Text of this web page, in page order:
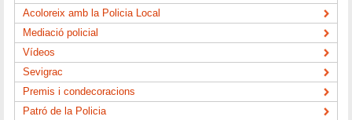
Acoloreix amb la Policia Local
Mediació policial
Vídeos
Sevigrac
Premis i condecoracions
Patró de la Policia